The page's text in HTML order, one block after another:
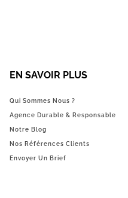
EN SAVOIR PLUS
Qui Sommes Nous ?
Agence Durable & Responsable
Notre Blog
Nos Références Clients
Envoyer Un Brief